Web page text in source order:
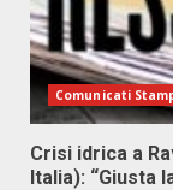
Comunicati
Crisi idrica a
Italia): “Giusta